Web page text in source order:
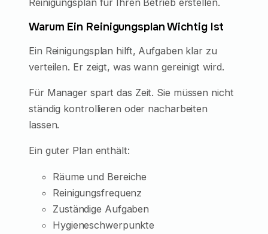
Reinigungsplan für Ihren Betrieb erstellen.
Warum Ein Reinigungsplan Wichtig Ist
Ein Reinigungsplan hilft, Aufgaben klar zu
verteilen. Er zeigt, was wann gereinigt wird.
Für Manager spart das Zeit. Sie müssen nicht
ständig kontrollieren oder nacharbeiten
lassen.
Ein guter Plan enthält:
Räume und Bereiche
Reinigungsfrequenz
Zuständige Aufgaben
Hygieneschwerpunkte